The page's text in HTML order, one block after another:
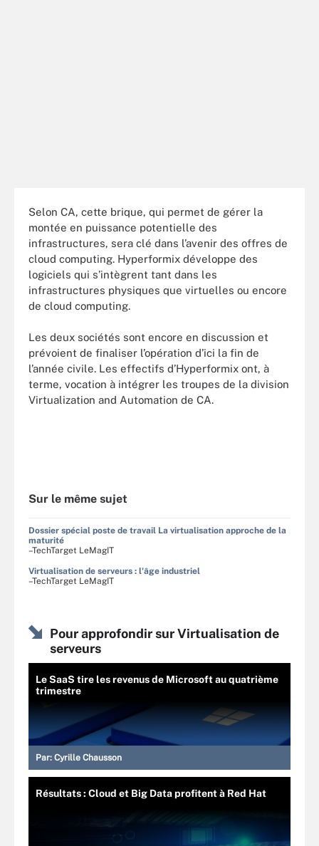
Selon CA, cette brique, qui permet de gérer la
montée en puissance potentielle des
infrastructures, sera clé dans l’avenir des offres de
cloud computing. Hyperformix développe des
logiciels qui s’intègrent tant dans les
infrastructures physiques que virtuelles ou encore
de cloud computing.
Les deux sociétés sont encore en discussion et
prévoient de finaliser l’opération d’ici la fin de
l’année civile. Les effectifs d’Hyperformix ont, à
terme, vocation à intégrer les troupes de la division
Virtualization and Automation de CA.
Sur le même sujet
Dossier spécial poste de travail La virtualisation approche de la
maturité
–TechTarget LeMagIT
Virtualisation de serveurs : l'âge industriel
–TechTarget LeMagIT
Pour approfondir sur Virtualisation de
serveurs
Le SaaS tire les revenus de Microsoft au quatrième
trimestre
Par: Cyrille Chausson
Résultats : Cloud et Big Data profitent à Red Hat